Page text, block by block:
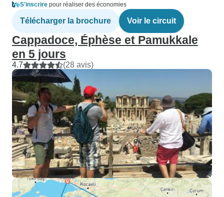
S'inscrire pour réaliser des économies
Télécharger la brochure Voir le circuit
Cappadoce, Éphèse et Pamukkale
en 5 jours
4.7 (28 avis)